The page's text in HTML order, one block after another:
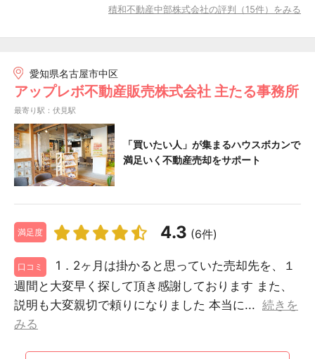
積和不動産中部株式会社の評判（15件）をみる
愛知県名古屋市中区
アップレボ不動産販売株式会社 主たる事務所
最寄り駅：伏見駅
「買いたい人」が集まるハウスボカンで
満足いく不動産売却をサポート
満足度 4.3 (6件)
口コミ
1．2ヶ月は掛かると思っていた売却先を、１
週間と大変早く探して頂き感謝しております また、
説明も大変親切で頼りになりました 本当に... 続きを
みる